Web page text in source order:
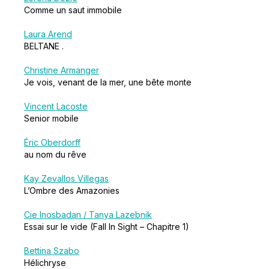
Comme un saut immobile
Laura Arend
BELTANE .
Christine Armanger
Je vois, venant de la mer, une bête monte
Vincent Lacoste
Senior mobile
Éric Oberdorff
au nom du rêve
Kay Zevallos Villegas
L’Ombre des Amazonies
Cie Inosbadan / Tanya Lazebnik
Essai sur le vide (Fall In Sight – Chapitre 1)
Bettina Szabo
Hélichryse